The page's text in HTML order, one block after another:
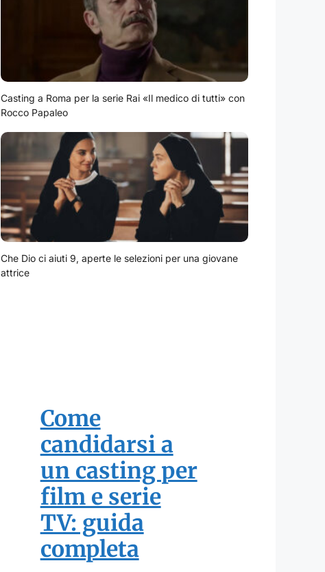
Casting a Roma per la serie Rai «Il medico di tutti» con
Rocco Papaleo
Che Dio ci aiuti 9, aperte le selezioni per una giovane
attrice
Come
candidarsi a
un casting per
film e serie
TV: guida
completa